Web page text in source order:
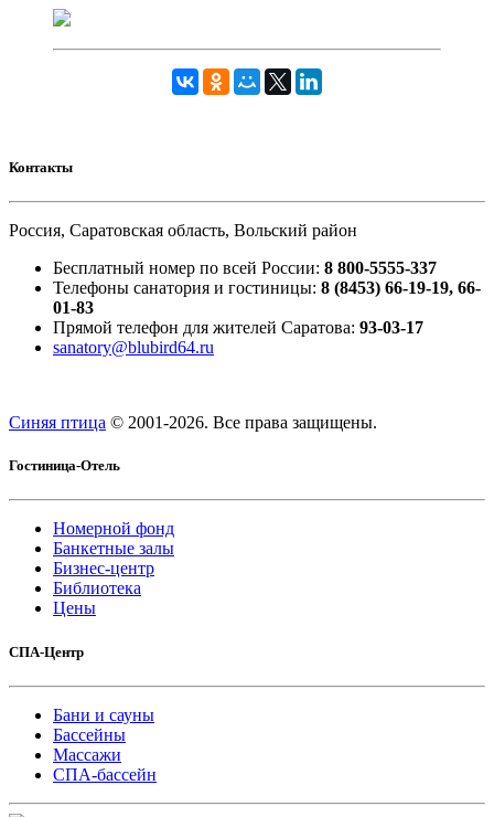
Контакты
Россия, Саратовская область, Вольский район
Бесплатный номер по всей России: 8 800-5555-337
Телефоны санатория и гостиницы: 8 (8453) 66-19-19, 66-
01-83
Прямой телефон для жителей Саратова: 93-03-17
sanatory@blubird64.ru
Синяя птица © 2001-2026. Все права защищены.
Гостиница-Отель
Номерной фонд
Банкетные залы
Бизнес-центр
Библиотека
Цены
СПА-Центр
Бани и сауны
Бассейны
Массажи
СПА-бассейн